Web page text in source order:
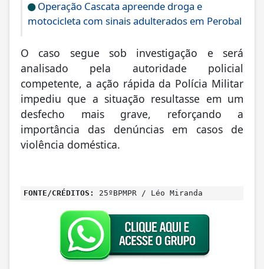
Operação Cascata apreende droga e
motocicleta com sinais adulterados em Perobal
O caso segue sob investigação e será
analisado pela autoridade policial
competente, a ação rápida da Polícia Militar
impediu que a situação resultasse em um
desfecho mais grave, reforçando a
importância das denúncias em casos de
violência doméstica.
FONTE/CRÉDITOS: 25ºBPMPR / Léo Miranda